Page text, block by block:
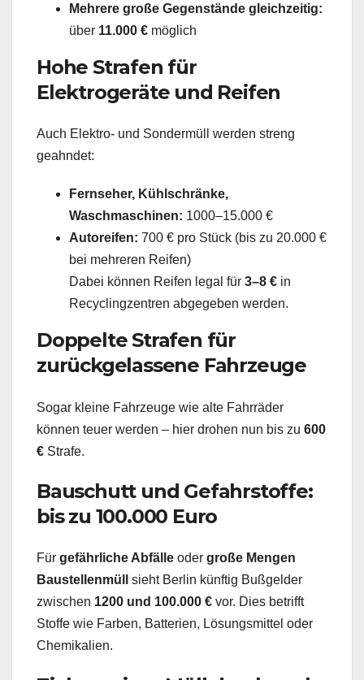
Mehrere große Gegenstände gleichzeitig:
über 11.000 € möglich
Hohe Strafen für
Elektrogeräte und Reifen
Auch Elektro- und Sondermüll werden streng
geahndet:
Fernseher, Kühlschränke,
Waschmaschinen: 1000–15.000 €
Autoreifen: 700 € pro Stück (bis zu 20.000 €
bei mehreren Reifen)
Dabei können Reifen legal für 3–8 € in
Recyclingzentren abgegeben werden.
Doppelte Strafen für
zurückgelassene Fahrzeuge
Sogar kleine Fahrzeuge wie alte Fahrräder
können teuer werden – hier drohen nun bis zu 600
€ Strafe.
Bauschutt und Gefahrstoffe:
bis zu 100.000 Euro
Für gefährliche Abfälle oder große Mengen
Baustellenmüll
sieht Berlin künftig Bußgelder
zwischen 1200 und 100.000 € vor. Dies betrifft
Stoffe wie Farben, Batterien, Lösungsmittel oder
Chemikalien.